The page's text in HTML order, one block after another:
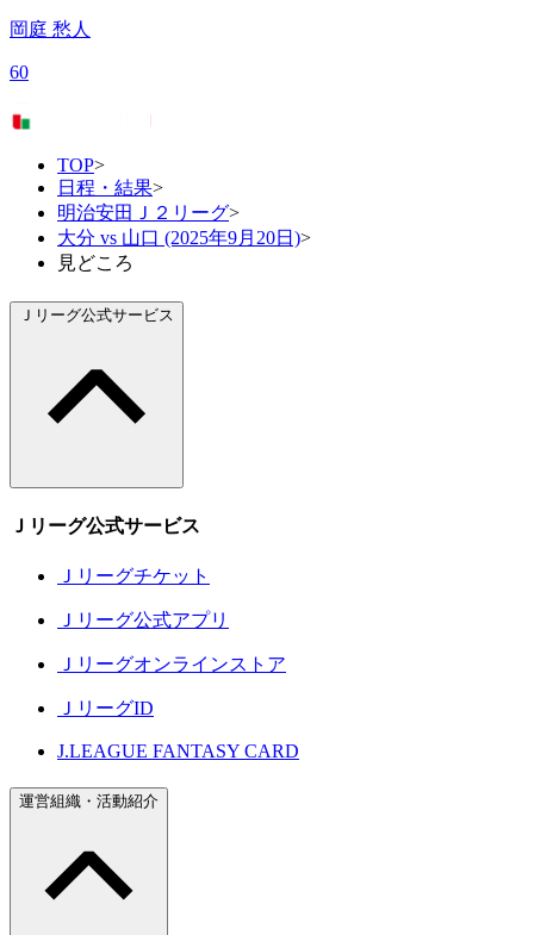
岡庭 愁人
60
TOP>
日程・結果>
明治安田Ｊ２リーグ>
大分 vs 山口 (2025年9月20日)>
見どころ
Ｊリーグ公式サービス
Ｊリーグ公式サービス
Ｊリーグチケット
Ｊリーグ公式アプリ
Ｊリーグオンラインストア
ＪリーグID
J.LEAGUE FANTASY CARD
運営組織・活動紹介